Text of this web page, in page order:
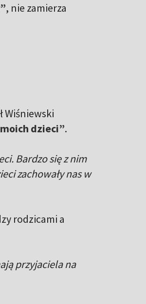
, nie zamierza
Wiśniewski
dzieci”.
Bardzo się z nim
zachowały nas w
rodzicami a
przyjaciela na